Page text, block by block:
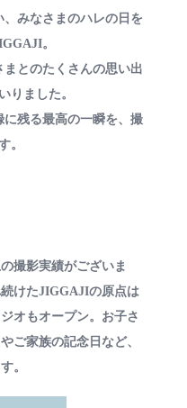
みなさまのハレの日を
。
とのたくさんの思い出
りました。
残る最高の一瞬を、撮
。
撮影実績がございま
けたJIGGAJIの原点は
オもオープン。お子さ
ご家族の記念日など、
。